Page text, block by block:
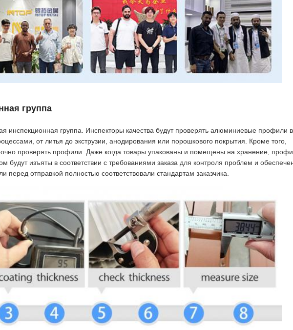
группа
инспекционная группа. Инспекторы качества будут проверять алюминиевые профили в
от литья до экструзии, анодирования или порошкового покрытия. Кроме того,
проверять профили. Даже когда товары упакованы и помещены на хранение,
будут изъяты в соответствии с требованиями заказа для контроля проблем и
отправкой полностью соответствовали стандартам заказчика.